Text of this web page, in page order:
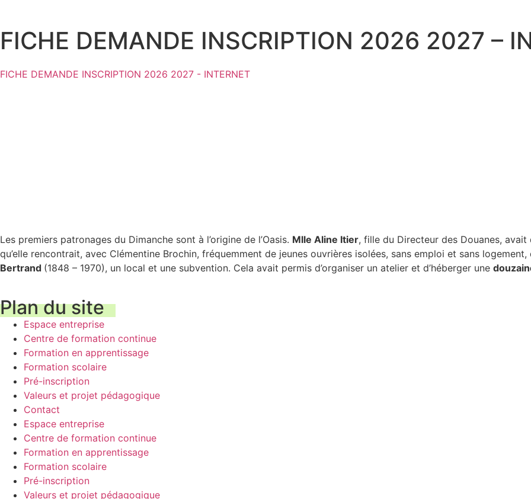
FICHE DEMANDE INSCRIPTION 2026 2027 –
FICHE DEMANDE INSCRIPTION 2026 2027 - INTERNET
Les premiers patronages du Dimanche sont à l’origine de l’Oasis. Mlle Aline Itier, fille du Directeur des Douanes, avait
qu’elle rencontrait, avec Clémentine Brochin, fréquemment de jeunes ouvrières isolées, sans emploi et sans
Bertrand (1848 – 1970), un local et une subvention. Cela avait permis d’organiser un atelier et d’héberger une
Plan du site
Espace entreprise
Centre de formation continue
Formation en apprentissage
Formation scolaire
Pré-inscription
Valeurs et projet pédagogique
Contact
Espace entreprise
Centre de formation continue
Formation en apprentissage
Formation scolaire
Pré-inscription
Valeurs et projet pédagogique